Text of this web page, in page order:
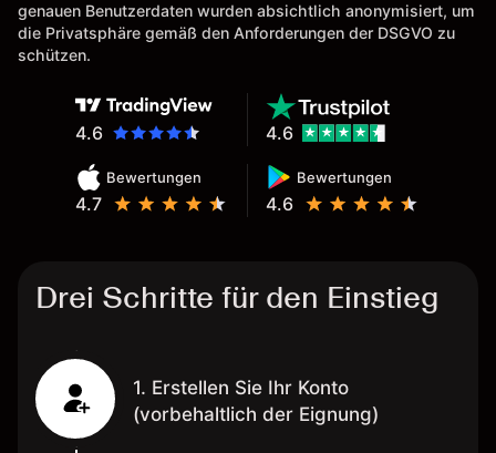
genauen Benutzerdaten wurden absichtlich anonymisiert, um
die Privatsphäre gemäß den Anforderungen der DSGVO zu
schützen.
4.6
Bewertungen
4.7
Bewertungen
4.6
4.6
Drei Schritte für den Einstieg
1. Erstellen Sie Ihr Konto
(vorbehaltlich der Eignung)